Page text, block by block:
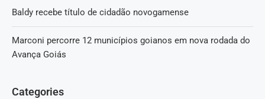
Baldy recebe título de cidadão novogamense
Marconi percorre 12 municípios goianos em nova rodada do
Avança Goiás
Categories